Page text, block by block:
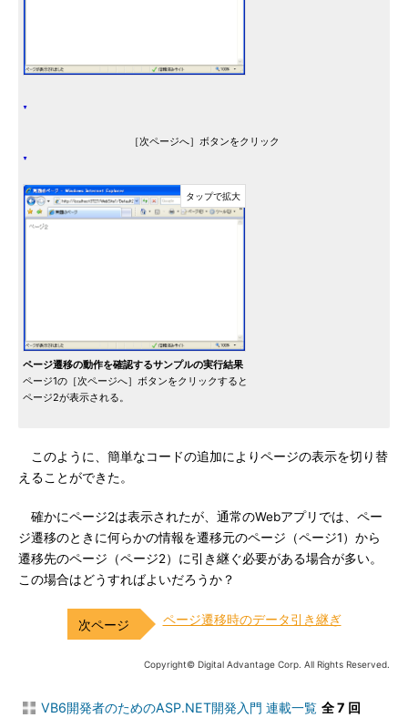
［次ページへ］ボタンをクリック
ページ遷移の動作を確認するサンプルの実行結果
ページ1の［次ページへ］ボタンをクリックすると
ページ2が表示される。
このように、簡単なコードの追加によりページの表示を切り替
えることができた。
確かにページ2は表示されたが、通常のWebアプリでは、ペー
ジ遷移のときに何らかの情報を遷移元のページ（ページ1）から
遷移先のページ（ページ2）に引き継ぐ必要がある場合が多い。
この場合はどうすればよいだろうか？
ページ遷移時のデータ引き継ぎ
Copyright© Digital Advantage Corp. All Rights Reserved.
VB6開発者のためのASP.NET開発入門 連載一覧 全 7 回